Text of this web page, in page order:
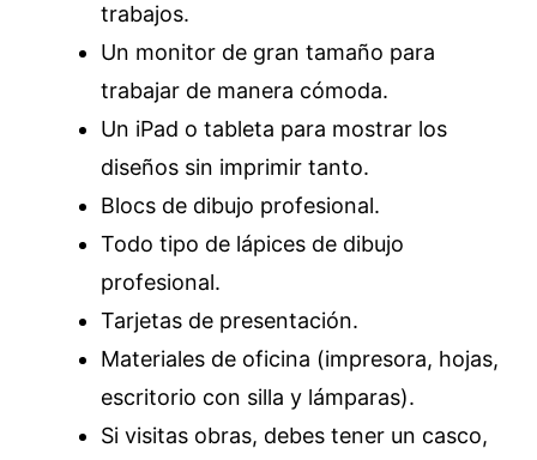
trabajos.
Un monitor de gran tamaño para
trabajar de manera cómoda.
Un iPad o tableta para mostrar los
diseños sin imprimir tanto.
Blocs de dibujo profesional.
Todo tipo de lápices de dibujo
profesional.
Tarjetas de presentación.
Materiales de oficina (impresora, hojas,
escritorio con silla y lámparas).
Si visitas obras, debes tener un casco,